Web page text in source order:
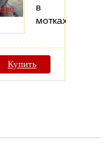
в
мотках
Купить